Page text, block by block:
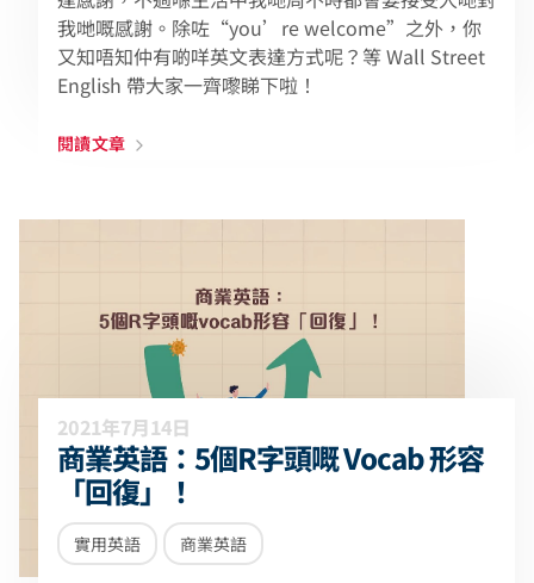
我哋嘅感謝。除咗“you’re welcome”之外，你
又知唔知仲有啲咩英文表達方式呢？等 Wall Street
English 帶大家一齊嚟睇下啦！
閱讀文章
2021年7月14日
商業英語：5個R字頭嘅 Vocab 形容
「回復」！
實用英語 商業英語